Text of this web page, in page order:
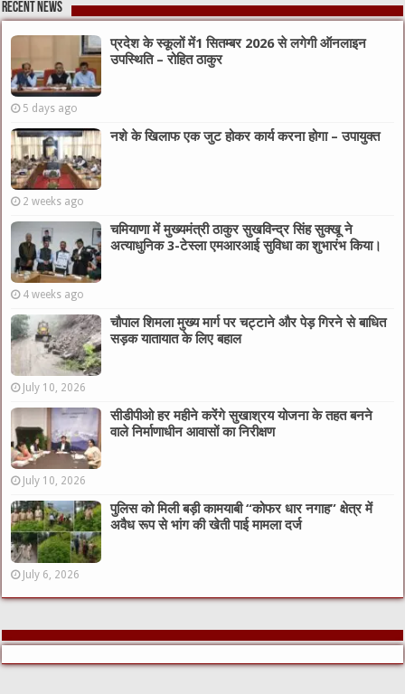
Recent News
प्रदेश के स्कूलों में1 सितम्बर 2026 से लगेगी ऑनलाइन
उपस्थिति – रोहित ठाकुर
5 days ago
नशे के खिलाफ एक जुट होकर कार्य करना होगा – उपायुक्त
2 weeks ago
चमियाणा में मुख्यमंत्री ठाकुर सुखविन्द्र सिंह सुक्खू ने
अत्याधुनिक 3-टेस्ला एमआरआई सुविधा का शुभारंभ किया।
4 weeks ago
चौपाल शिमला मुख्य मार्ग पर चट्टाने और पेड़ गिरने से बाधित
सड़क यातायात के लिए बहाल
July 10, 2026
सीडीपीओ हर महीने करेंगे सुखाश्रय योजना के तहत बनने
वाले निर्माणाधीन आवासों का निरीक्षण
July 10, 2026
पुलिस को मिली बड़ी कामयाबी “कोफर धार नगाह” क्षेत्र में
अवैध रूप से भांग की खेती पाई मामला दर्ज
July 6, 2026